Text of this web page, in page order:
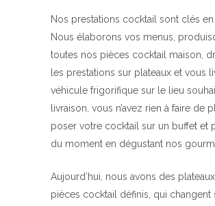
Nos prestations cocktail sont clés en
Nous élaborons vos menus,
toutes nos pièces cocktail maison,
les prestations sur plateaux et vous
véhicule frigorifique sur le lieu
livraison, vous n’avez rien à faire de
poser votre cocktail sur un buffet et
du moment en dégustant nos
Aujourd’hui, nous avons des
pièces cocktail définis, qui changent